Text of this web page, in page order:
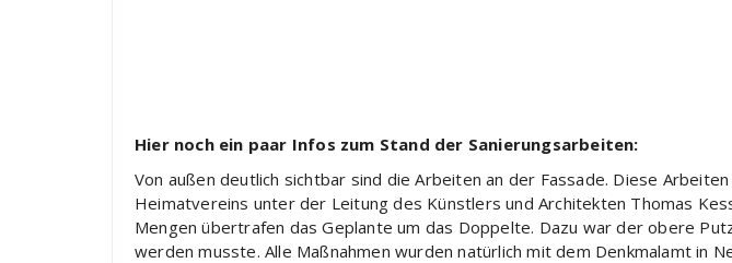
Hier noch ein paar Infos zum Stand der Sanierungsarbeiten:
Von außen deutlich sichtbar sind die Arbeiten an der Fassade. Diese
Heimatvereins unter der Leitung des Künstlers und Architekten Thomas
Mengen übertrafen das Geplante um das Doppelte. Dazu war der obere
werden musste. Alle Maßnahmen wurden natürlich mit dem Denkmalamt in